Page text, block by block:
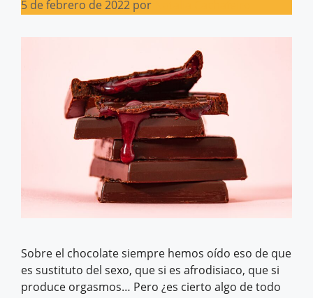
5 de febrero de 2022 por
Sobre el chocolate siempre hemos oído eso de que
es sustituto del sexo, que si es afrodisiaco, que si
produce orgasmos… Pero ¿es cierto algo de todo